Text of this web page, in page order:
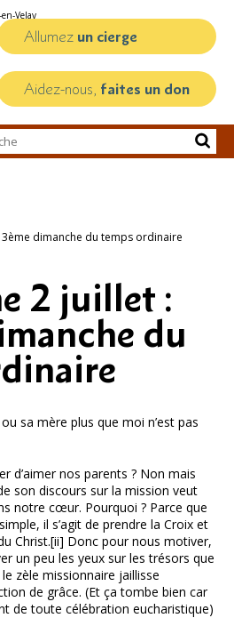
Allumez un cierge
Aidez-nous, faites un don
dimanche du temps ordinaire
2 juillet :
du
sa mère plus que moi n’est pas
d’aimer nos parents ? Non mais
son discours sur la mission veut
notre cœur. Pourquoi ? Parce que
il s’agit de prendre la Croix et
Christ.[ii] Donc pour nous motiver,
un peu les yeux sur les trésors que
zèle missionnaire jaillisse
de grâce. (Et ça tombe bien car
de toute célébration eucharistique)